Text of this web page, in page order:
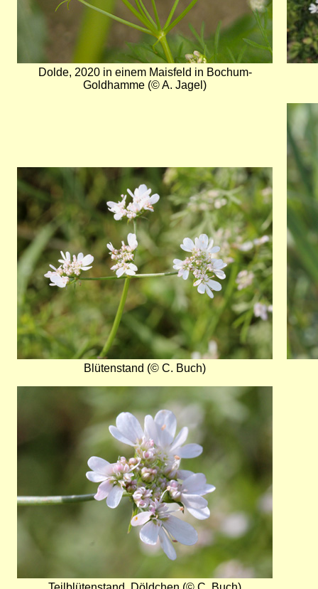
Dolde, 2020 in einem Maisfeld in Bochum-
Goldhamme (© A. Jagel)
Blütenstand (© C. Buch)
Bild